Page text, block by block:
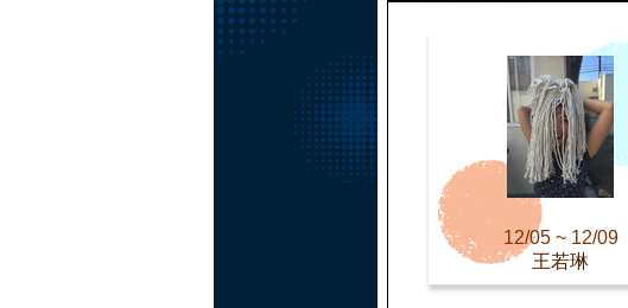
12/05 ~ 12/09
王若琳